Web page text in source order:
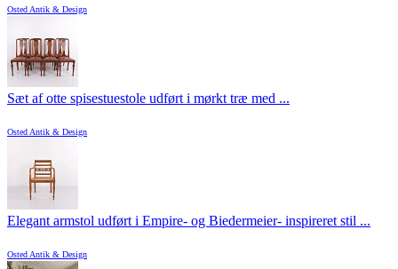
Osted Antik & Design
Sæt af otte spisestuestole udført i mørkt træ med ...
Osted Antik & Design
Elegant armstol udført i Empire- og Biedermeier- inspireret stil ...
Osted Antik & Design